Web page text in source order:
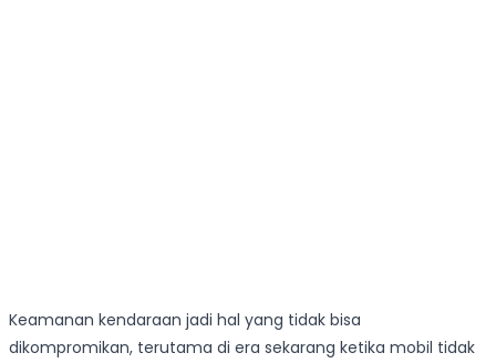
Keamanan kendaraan jadi hal yang tidak bisa
dikompromikan, terutama di era sekarang ketika mobil tidak